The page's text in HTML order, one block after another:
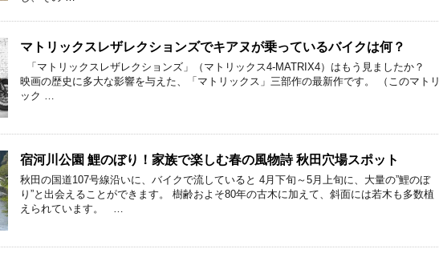
マトリックスレザレクションズでキアヌが乗っているバイクは何？
「マトリックスレザレクションズ」（マトリックス4-MATRIX4）はもう見ましたか？
映画の歴史に多大な影響を与えた、「マトリックス」三部作の最新作です。 （このマトリ
ック …
宿河川公園 鯉のぼり！家族で楽しむ春の風物詩 秋田穴場スポット
秋田の国道107号線沿いに、バイクで流していると 4月下旬～5月上旬に、大量の”鯉のぼ
り”と出会えることができます。 樹齢およそ80年の古木に加えて、斜面には若木も多数植
えられています。 …